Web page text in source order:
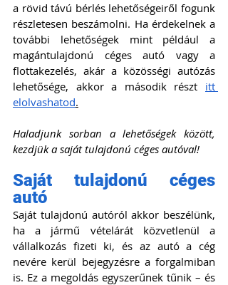
a rövid távú bérlés lehetőségeiről fogunk
részletesen beszámolni. Ha érdekelnek a
további lehetőségek mint például a
magántulajdonú céges autó vagy a
flottakezelés, akár a közösségi autózás
lehetősége, akkor a második részt itt
elolvashatod.
Haladjunk sorban a lehetőségek között,
kezdjük a saját tulajdonú céges autóval!
Saját tulajdonú céges
autó
Saját tulajdonú autóról akkor beszélünk,
ha a jármű vételárát közvetlenül a
vállalkozás fizeti ki, és az autó a cég
nevére kerül bejegyzésre a forgalmiban
is. Ez a megoldás egyszerűnek tűnik – és